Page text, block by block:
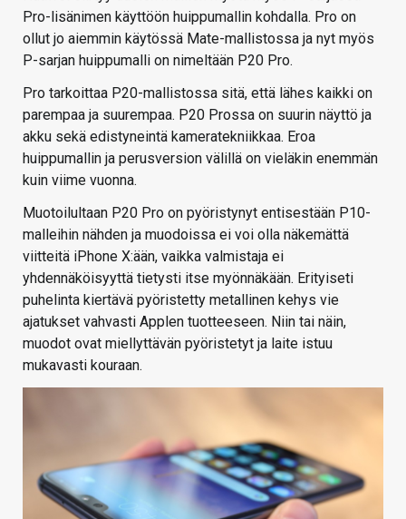
Pro-lisänimen käyttöön huippumallin kohdalla. Pro on
ollut jo aiemmin käytössä Mate-mallistossa ja nyt myös
P-sarjan huippumalli on nimeltään P20 Pro.
Pro tarkoittaa P20-mallistossa sitä, että lähes kaikki on
parempaa ja suurempaa. P20 Prossa on suurin näyttö ja
akku sekä edistyneintä kameratekniikkaa. Eroa
huippumallin ja perusversion välillä on vieläkin enemmän
kuin viime vuonna.
Muotoilultaan P20 Pro on pyöristynyt entisestään P10-
malleihin nähden ja muodoissa ei voi olla näkemättä
viitteitä iPhone X:ään, vaikka valmistaja ei
yhdennäköisyyttä tietysti itse myönnäkään. Erityiseti
puhelinta kiertävä pyöristetty metallinen kehys vie
ajatukset vahvasti Applen tuotteeseen. Niin tai näin,
muodot ovat miellyttävän pyöristetyt ja laite istuu
mukavasti kouraan.